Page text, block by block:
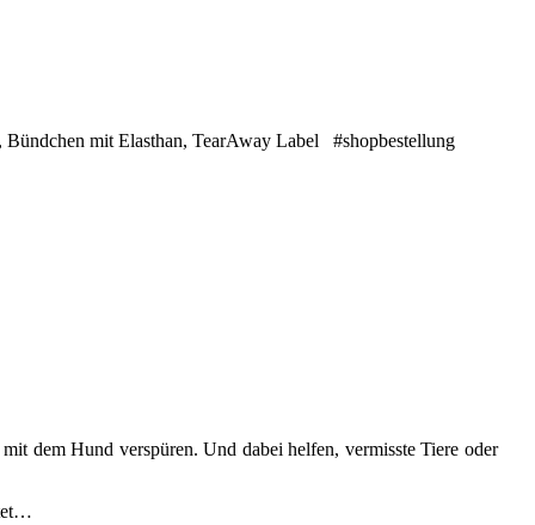
Bündchen mit Elasthan, TearAway Label #shopbestellung
dem Hund verspüren. Und dabei helfen, vermisste Tiere oder